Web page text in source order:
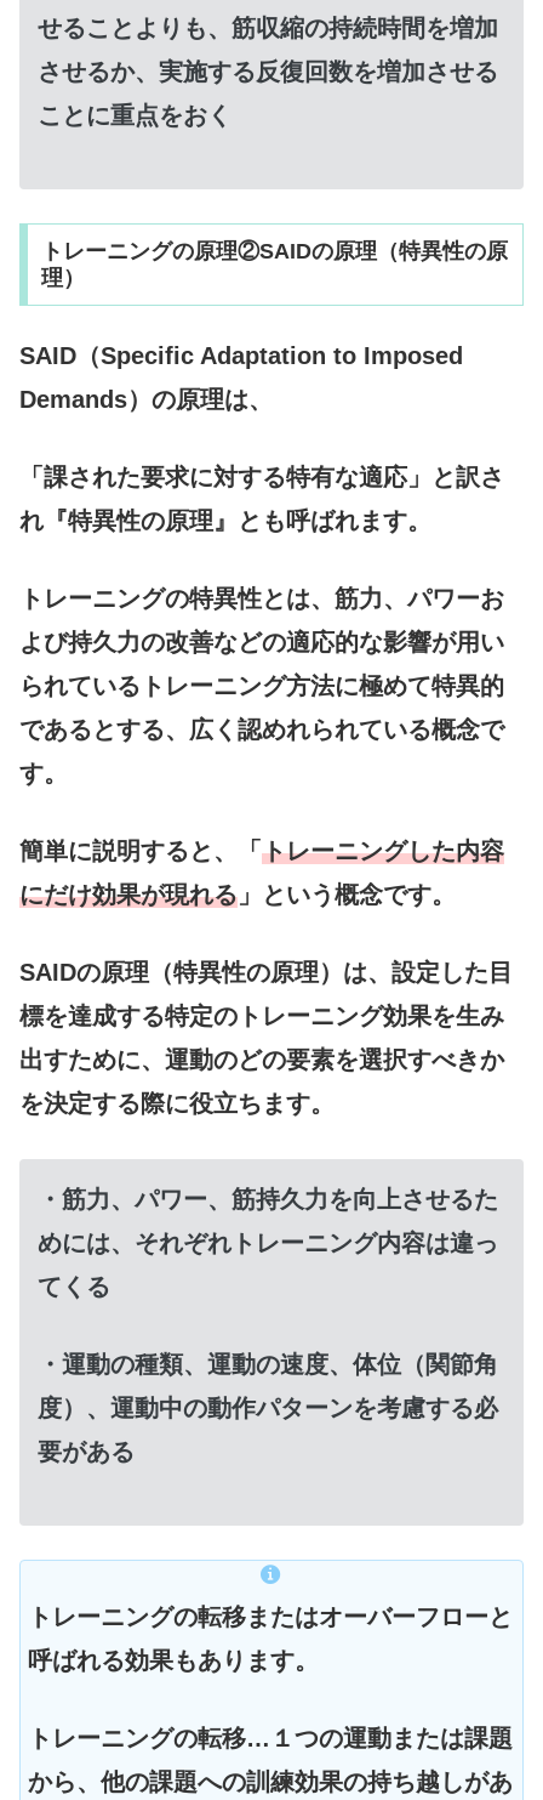
せることよりも、筋収縮の持続時間を増加
させるか、実施する反復回数を増加させる
ことに重点をおく
トレーニングの原理②SAIDの原理（特異性の原
理）
SAID（Specific Adaptation to Imposed
Demands）の原理は、
「課された要求に対する特有な適応」と訳さ
れ『特異性の原理』とも呼ばれます。
トレーニングの特異性とは、筋力、パワーお
よび持久力の改善などの適応的な影響が用い
られているトレーニング方法に極めて特異的
であるとする、広く認めれられている概念で
す。
簡単に説明すると、「トレーニングした内容
にだけ効果が現れる 」という概念です。
SAIDの原理（特異性の原理）は、設定した目
標を達成する特定のトレーニング効果を生み
出すために、運動のどの要素を選択すべきか
を決定する際に役立ちます。
・筋力、パワー、筋持久力を向上させるた
めには、それぞれトレーニング内容は違っ
てくる
・運動の種類、運動の速度、体位（関節角
度）、運動中の動作パターンを考慮する必
要がある
トレーニングの転移またはオーバーフローと
呼ばれる効果もあります。
トレーニングの転移…１つの運動または課題
から、他の課題への訓練効果の持ち越しがあ